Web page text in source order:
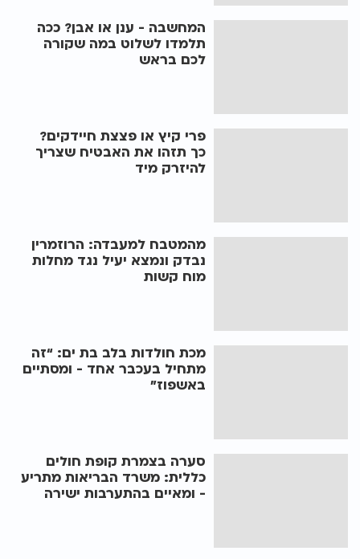
המחשבה - ענן או אבן? ככה
תלמדו לשלוט במה שקורה
לכם בראש
פרי קיץ או פצצת חיידקים?
כך תזהו את האבטיח שצריך
להיזרק מיד
מהמטבח למעבדה: הרוזמרין
נבדק ונמצא יעיל נגד מחלות
מוח קשות
מכת חולדות בלב בת ים: “זה
מתחיל בעכבר אחד - ומסתיים
באשפוז”
סערה בצמרת קופת חולים
כללית: משרד הבריאות מתריע
- ומאיים בהתערבות ישירה